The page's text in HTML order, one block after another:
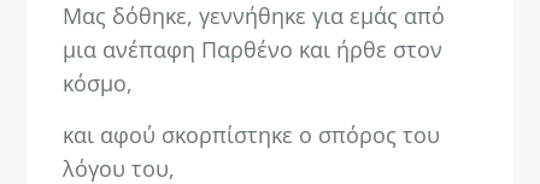
Μας δόθηκε, γεννήθηκε για εμάς από
μια ανέπαφη Παρθένο και ήρθε στον
κόσμο,
και αφού σκορπίστηκε ο σπόρος του
λόγου του,